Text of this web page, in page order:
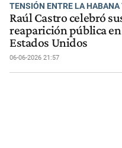
TENSIÓN ENTRE LA
Raúl Castro celebró
reaparición pública
Estados Unidos
06-06-2026 21:57